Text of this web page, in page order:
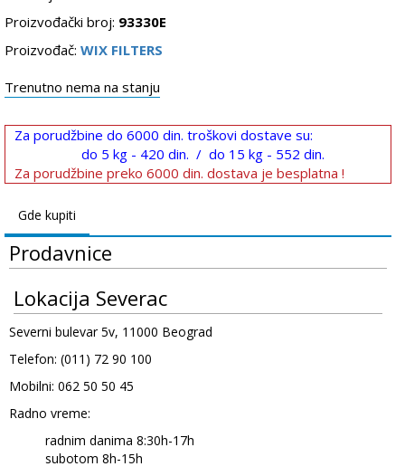
Proizvođački broj: 93330E
Proizvođač: WIX FILTERS
Trenutno nema na stanju
Za porudžbine do 6000 din. troškovi dostave su:
do 5 kg - 420 din. / do 15 kg - 552 din.
Za porudžbine preko 6000 din. dostava je besplatna !
Gde kupiti
Prodavnice
Lokacija Severac
Severni bulevar 5v, 11000 Beograd
Telefon: (011) 72 90 100
Mobilni: 062 50 50 45
Radno vreme:
radnim danima 8:30h-17h
subotom 8h-15h